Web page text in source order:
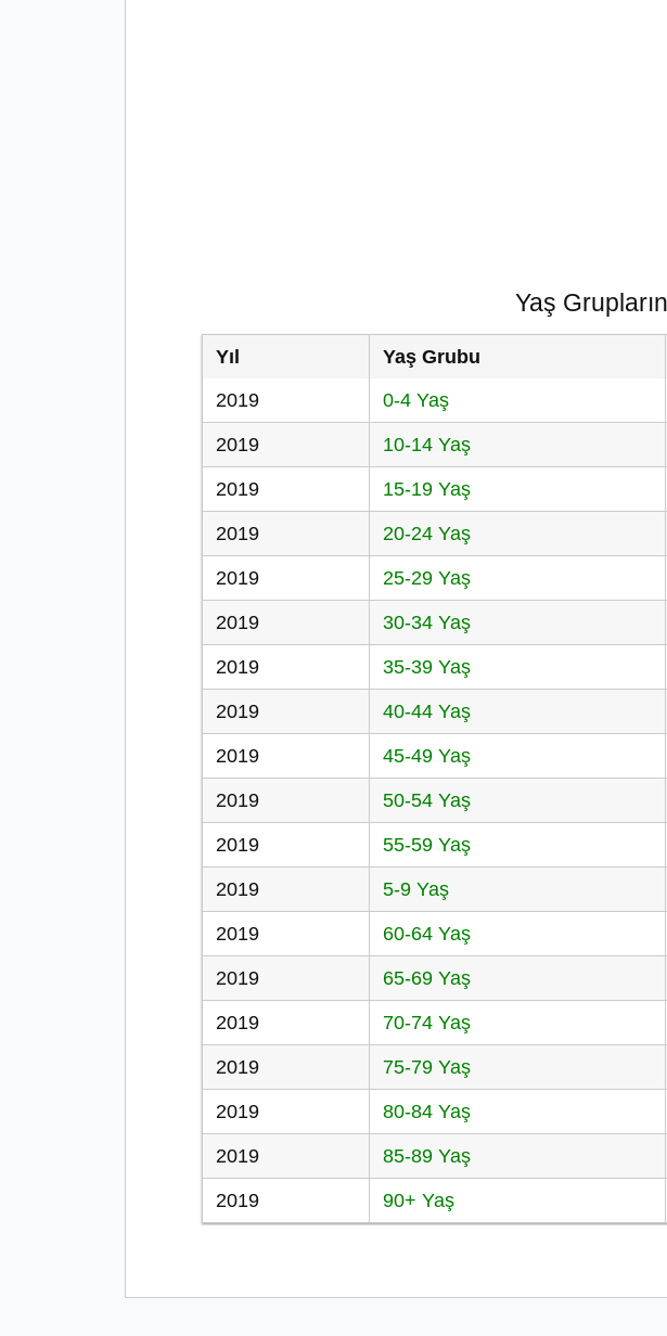
Yaş
Yıl Yaş Grubu
2019
0-4 Yaş
2019 10-14 Yaş
2019 15-19 Yaş
2019 20-24 Yaş
2019 25-29 Yaş
2019 30-34 Yaş
2019 35-39 Yaş
2019 40-44 Yaş
2019 45-49 Yaş
2019 50-54 Yaş
2019 55-59 Yaş
2019 5-9 Yaş
2019 60-64 Yaş
2019 65-69 Yaş
2019 70-74 Yaş
2019 75-79 Yaş
2019 80-84 Yaş
2019 85-89 Yaş
2019 90+ Yaş